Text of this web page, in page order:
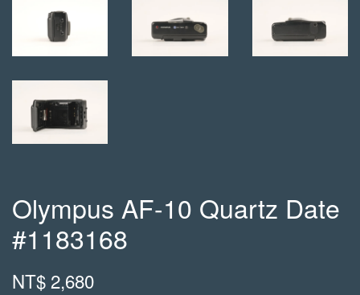
Olympus AF-10 Quartz Date
#1183168
NT$ 2,680